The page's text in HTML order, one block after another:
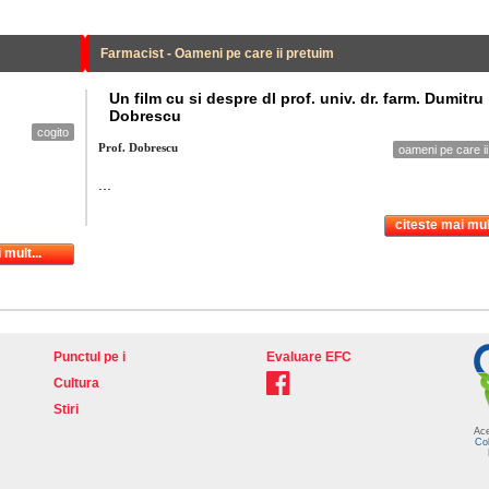
cogito
mult...
Farmacist - Oameni pe care ii pretuim
Un film cu si despre dl prof. univ. dr. farm. Dumitru
Dobrescu
Prof. Dobrescu oameni pe care
citeste mai
Punctul pe i
Cultura
Stiri
Evaluare EFC